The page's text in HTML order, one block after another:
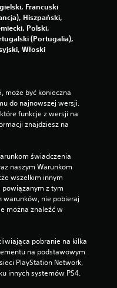
Francuski
Hiszpański,
Polski,
(Portugalia),
Włoski
może być konieczna
do najnowszej wersji.
funkcje z wersji na
znajdziesz na
świadczenia
naszym Warunkom
wszelkim innym
z tym
warunków, nie pobieraj
można znaleźć w
pobranie na kilka
na podstawowym
PlayStation Network,
innych systemów PS4.